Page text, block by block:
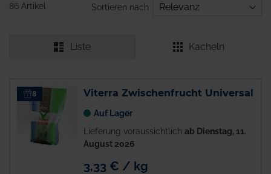
86 Artikel Sortieren nach
Liste Kacheln
8 Viterra Zwischenfrucht Universal
Auf Lager
Lieferung voraussichtlich ab Dienstag, 11.
August 2026
3,33 € / kg